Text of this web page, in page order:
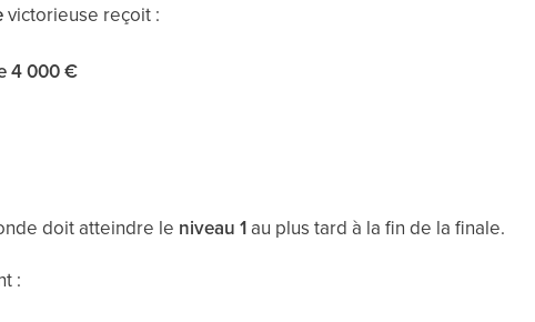
victorieuse reçoit :
4 000 €
doit atteindre le niveau 1 au plus tard à la fin de la finale.
: